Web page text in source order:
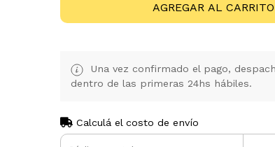
AGREGAR AL CARRITO
Una vez confirmado el pago,
dentro de las primeras 24hs hábiles.
Calculá el costo de envío